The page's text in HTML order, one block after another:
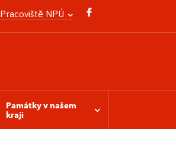
Pracoviště NPÚ
Památky v našem
kraji